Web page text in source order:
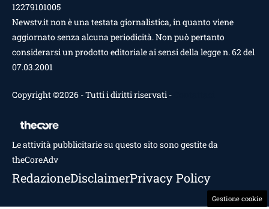
12279101005
Newstv.it non è una testata giornalistica, in quanto viene
aggiornato senza alcuna periodicità. Non può pertanto
considerarsi un prodotto editoriale ai sensi della legge n. 62 del
07.03.2001
Copyright ©2026 - Tutti i diritti riservati -
Le attività pubblicitarie su questo sito sono gestite da
theCoreAdv
RedazioneDisclaimerPrivacy Policy
Gestione cookie